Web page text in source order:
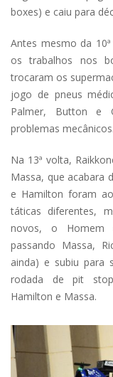
boxes) e caiu para
Antes mesmo da
os trabalhos nos
trocaram os
jogo de pneus
Palmer, Button e
problemas mecânicos.
Na 13ª volta,
Massa, que acabara
e Hamilton foram
táticas diferentes,
novos, o Homem
passando Massa,
ainda) e subiu para
rodada de pit
Hamilton e Massa.